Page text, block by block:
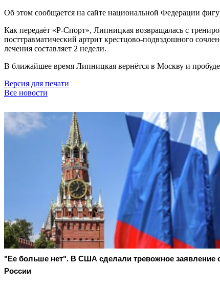
Об этом сообщается на сайте национальной Федерации
Как передаёт «Р-Спорт», Липницкая возвращалась с
посттравматический артрит крестцово-подвздошного
лечения составляет 2 недели.
В ближайшее время Липницкая вернётся в Москву и
Версия для печати
Все новости
"Ее больше нет". В США сделали тревожное заявление
России